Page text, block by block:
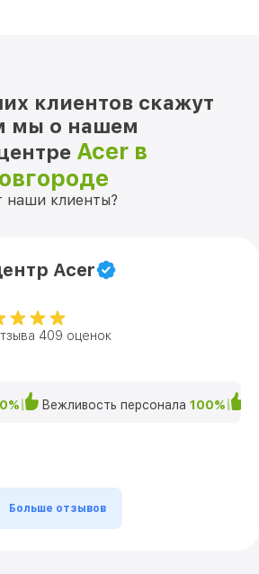
клиентов скажут
мы о нашем
Acer в
наши клиенты?
Acer
409 оценок
Вежливость персонала 100%
Больше отзывов